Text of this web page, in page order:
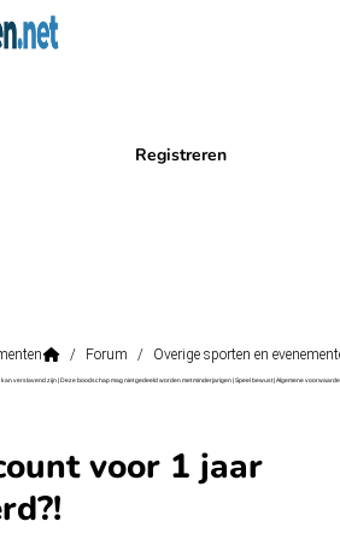
Registreren
/ Forum / Overige sporten en
verslavend zijn | Deze boodschap mag niet gedeeld worden met minderjarigen | Speel bewust | Algemene
voor 1 jaar